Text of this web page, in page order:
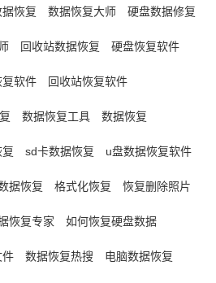
恢复 数据恢复大师 硬盘数据修复
回收站数据恢复 硬盘恢复软件
软件 回收站恢复软件
数据恢复工具 数据恢复
sd卡数据恢复 u盘数据恢复软件
据恢复 格式化恢复 恢复删除照片
恢复专家 如何恢复硬盘数据
件 数据恢复热搜 电脑数据恢复